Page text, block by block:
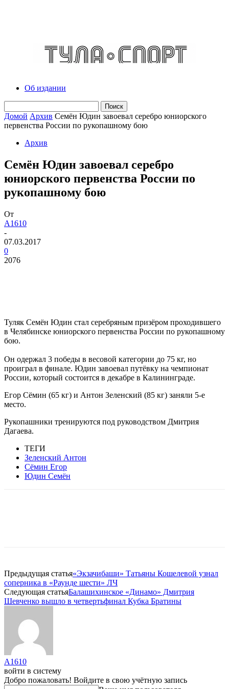
Об издании
Домой Архив Семён Юдин завоевал серебро юниорского
первенства России по рукопашному бою
Архив
Семён Юдин завоевал серебро
юниорского первенства России по
рукопашному бою
От
A1610
-
07.03.2017
0
2076
Туляк Семён Юдин стал серебряным призёром проходившего
в Челябинске юниорского первенства России по рукопашному
бою.
Он одержал 3 победы в весовой категории до 75 кг, но
проиграл в финале. Юдин завоевал путёвку на чемпионат
России, который состоится в декабре в Калининграде.
Егор Сёмин (65 кг) и Антон Зеленский (85 кг) заняли 5-е
место.
Рукопашники тренируются под руководством Дмитрия
Дагаева.
ТЕГИ
Зеленский Антон
Сёмин Егор
Юдин Семён
Предыдущая статья«Экзачибаши» Татьяны Кошелевой узнал
соперника в «Раунде шести» ЛЧ
Следующая статьяБалашихинское «Динамо» Дмитрия
Шевченко вышло в четвертьфинал Кубка Братины
A1610
войти в систему
Добро пожаловать! Войдите в свою учётную запись